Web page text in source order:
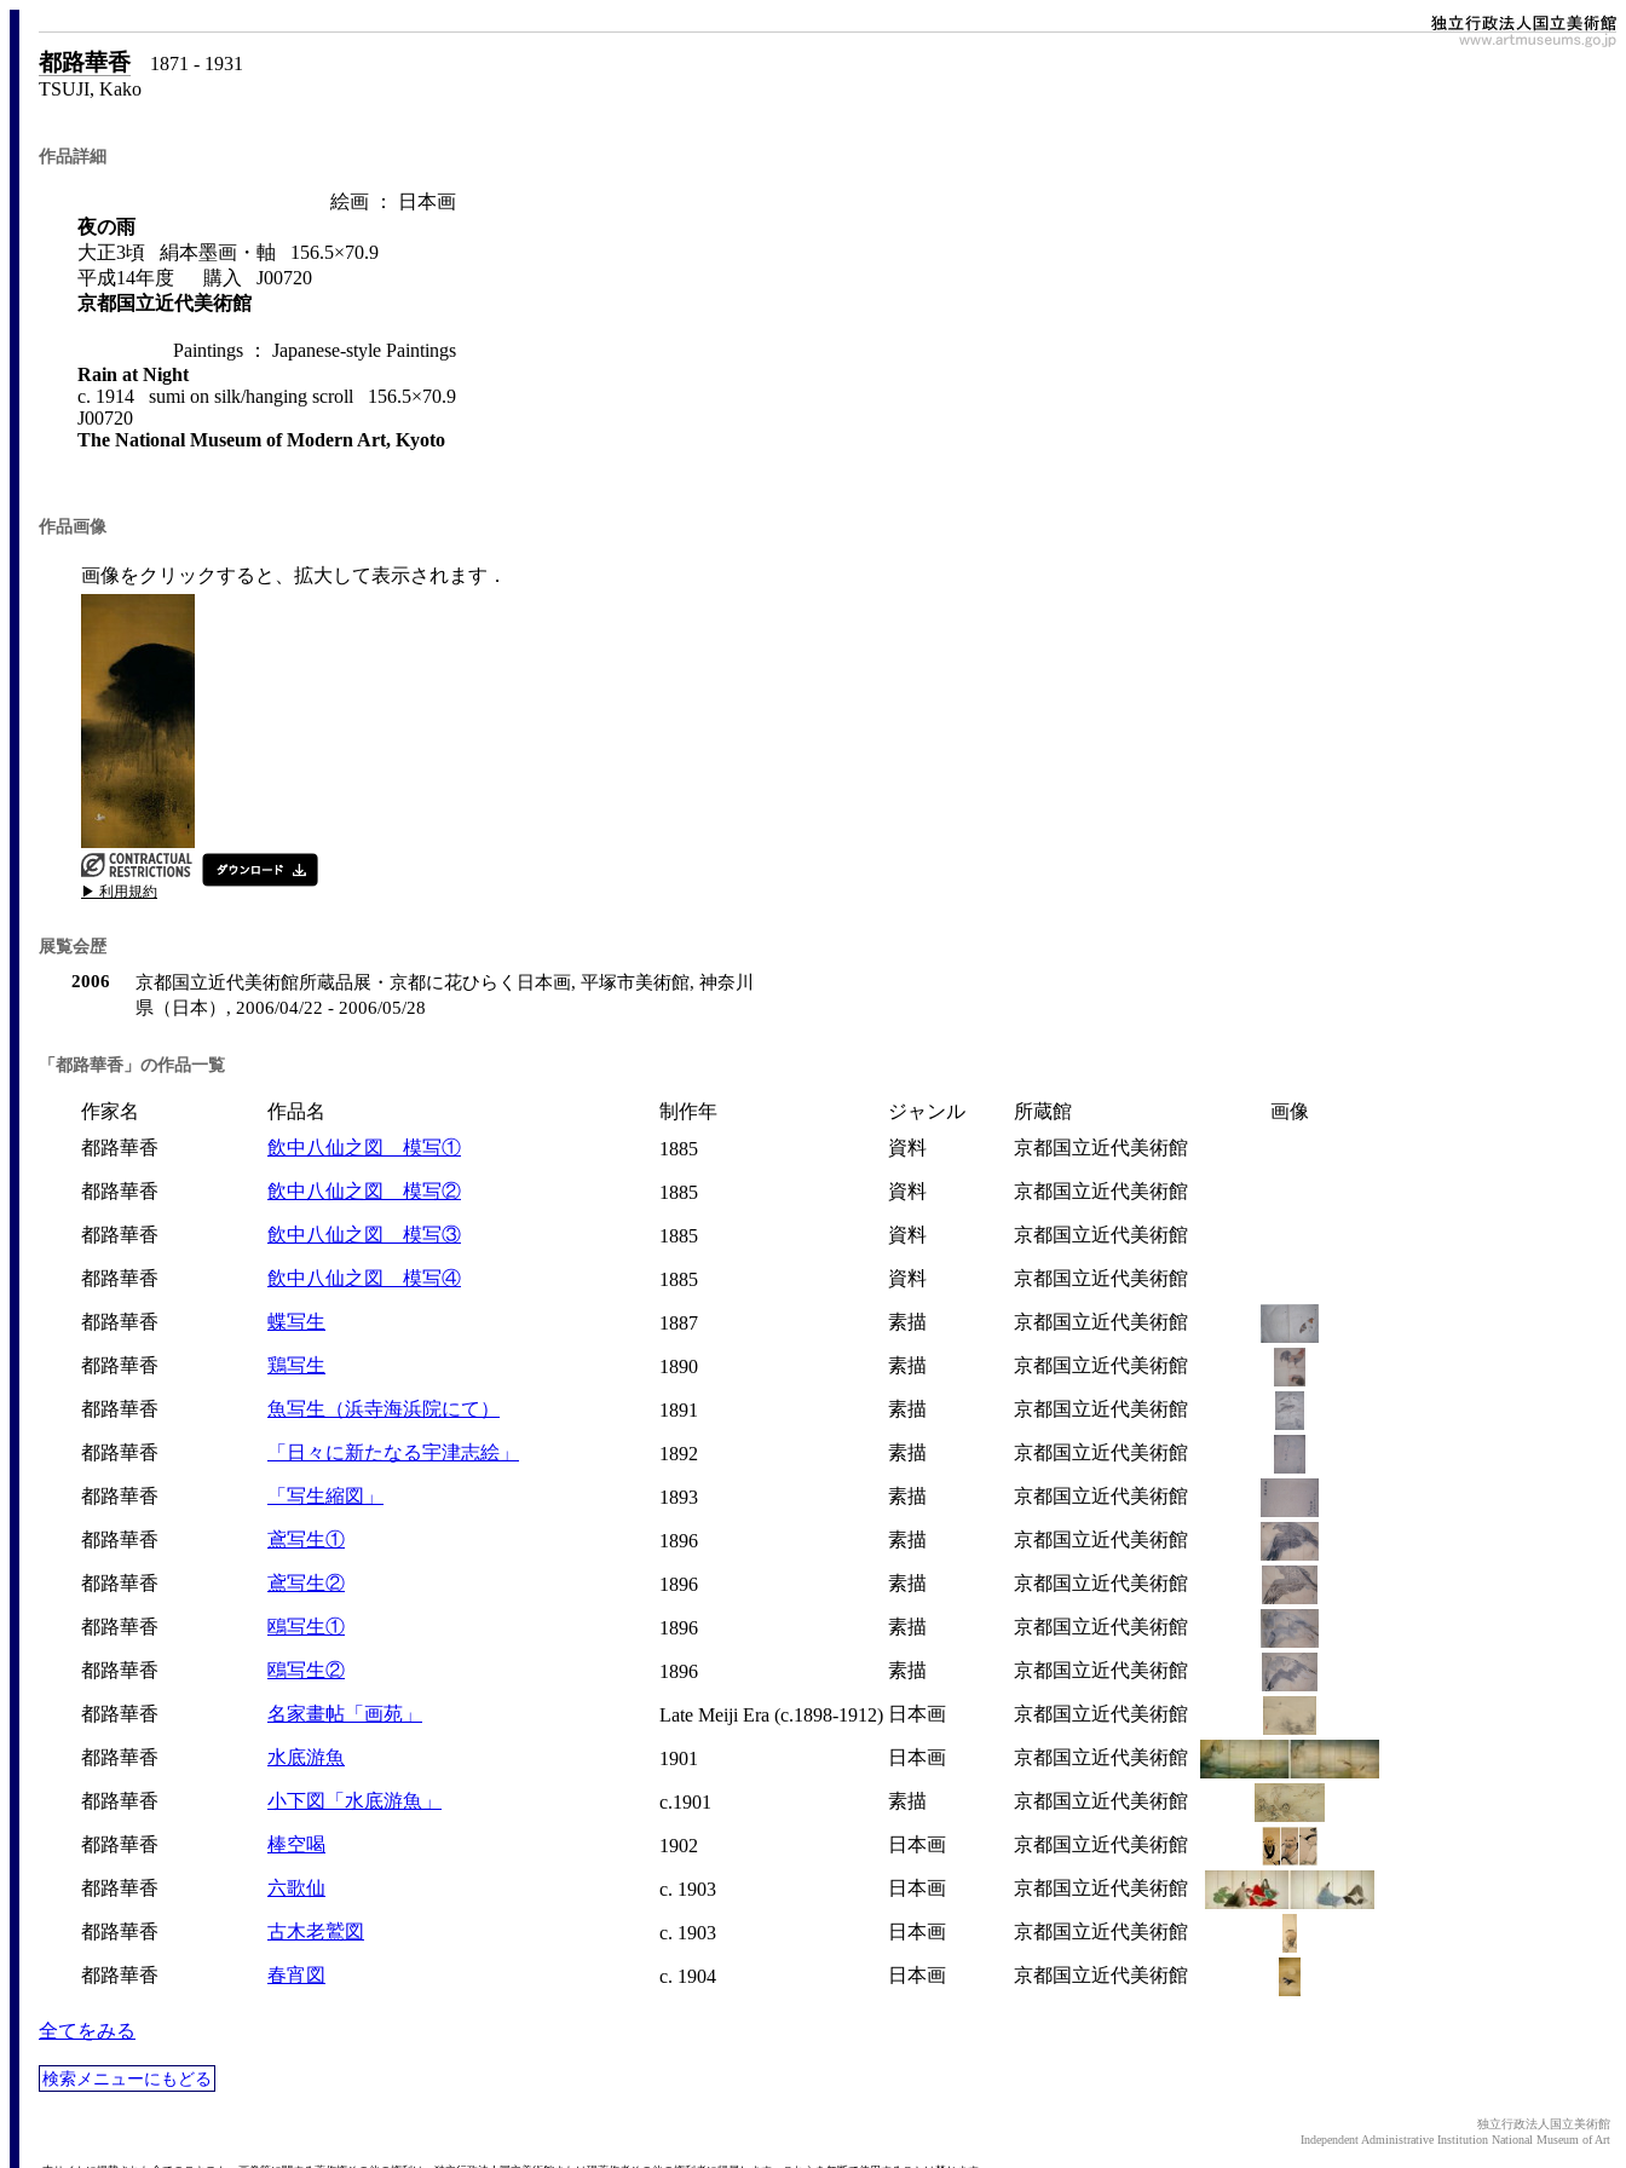
都路華香1871 - 1931
TSUJI, Kako
作品詳細
絵画 ： 日本画
夜の雨
大正3頃 絹本墨画・軸 156.5×70.9
平成14年度 購入 J00720
京都国立近代美術館
Paintings ： Japanese-style Paintings
Rain at Night
c. 1914 sumi on silk/hanging scroll 156.5×70.9
J00720
The National Museum of Modern Art, Kyoto
作品画像
画像をクリックすると、拡大して表示されます．
▶ 利用規約
展覧会歴
2006
京都国立近代美術館所蔵品展・京都に花ひらく日本画, 平塚市美術館, 神奈川
県（日本）, 2006/04/22 - 2006/05/28
「都路華香」の作品一覧
作家名 作品名 制作年 ジャンル 所蔵館
画像
都路華香
飲中八仙之図 模写① 1885 資料 京都国立近代美術館
都路華香 飲中八仙之図 模写② 1885 資料 京都国立近代美術館
都路華香 飲中八仙之図 模写③ 1885 資料 京都国立近代美術館
都路華香 飲中八仙之図 模写④ 1885 資料 京都国立近代美術館
都路華香 蝶写生 1887 素描 京都国立近代美術館
都路華香 鶏写生 1890 素描 京都国立近代美術館
都路華香 魚写生（浜寺海浜院にて） 1891 素描 京都国立近代美術館
都路華香 「日々に新たなる宇津志絵」 1892 素描 京都国立近代美術館
都路華香 「写生縮図」 1893 素描 京都国立近代美術館
都路華香 鳶写生① 1896 素描 京都国立近代美術館
都路華香 鳶写生② 1896 素描 京都国立近代美術館
都路華香 鴎写生① 1896 素描 京都国立近代美術館
都路華香 鴎写生② 1896 素描 京都国立近代美術館
都路華香 名家畫帖「画苑」 Late Meiji Era (c.1898-1912) 日本画 京都国立近代美術館
都路華香 水底游魚 1901 日本画 京都国立近代美術館
都路華香 小下図「水底游魚」 c.1901 素描 京都国立近代美術館
都路華香 棒空喝 1902 日本画 京都国立近代美術館
都路華香 六歌仙 c. 1903 日本画 京都国立近代美術館
都路華香 古木老鷲図 c. 1903 日本画 京都国立近代美術館
都路華香 春宵図 c. 1904 日本画 京都国立近代美術館
全てをみる
検索メニューにもどる
独立行政法人国立美術館
Independent Administrative Institution National Museum of Art